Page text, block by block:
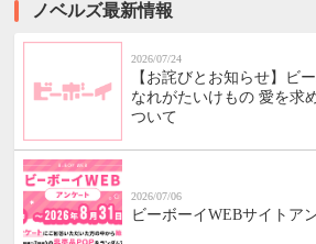
ノベルズ最新情報
2026/07/24
【お詫びとお知らせ】ビ
なれがたいけもの 愛を求
ついて
2026/07/06
ビーボーイWEBサイトア